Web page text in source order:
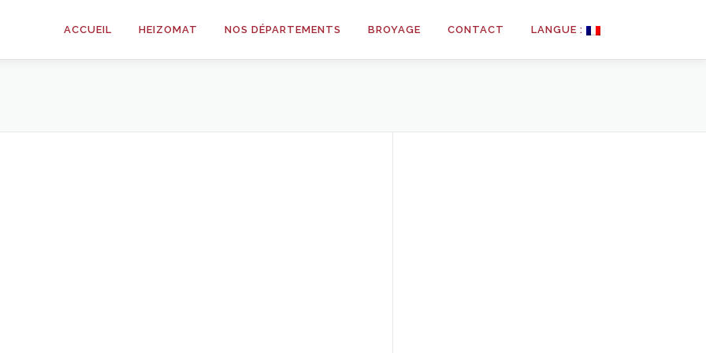
ACCUEIL HEIZOMAT NOS DÉPARTEMENTS BROYAGE CONTACT LANGUE :